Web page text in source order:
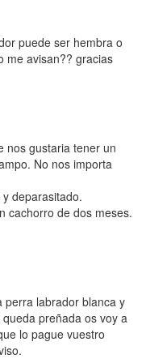
puede ser hembra o
me avisan?? gracias
nos gustaria tener un
No nos importa
deparasitado.
cachorro de dos meses.
perra labrador blanca y
preñada os voy a
lo pague vuestro